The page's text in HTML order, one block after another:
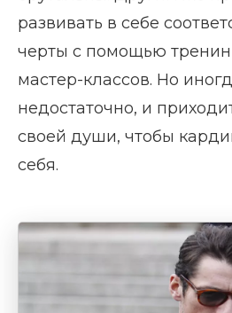
развивать в себе
черты с помощью
мастер-классов. Но
недостаточно, и
своей души, чтобы
себя.